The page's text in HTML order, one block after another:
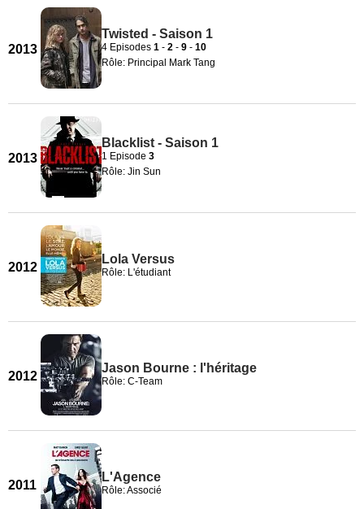
2013
Twisted - Saison 1
4 Episodes 1 - 2 - 9 - 10
Rôle: Principal Mark Tang
2013
Blacklist - Saison 1
1 Episode 3
Rôle: Jin Sun
2012
Lola Versus
Rôle: L'étudiant
2012
Jason Bourne : l'héritage
Rôle: C-Team
2011
L'Agence
Rôle: Associé